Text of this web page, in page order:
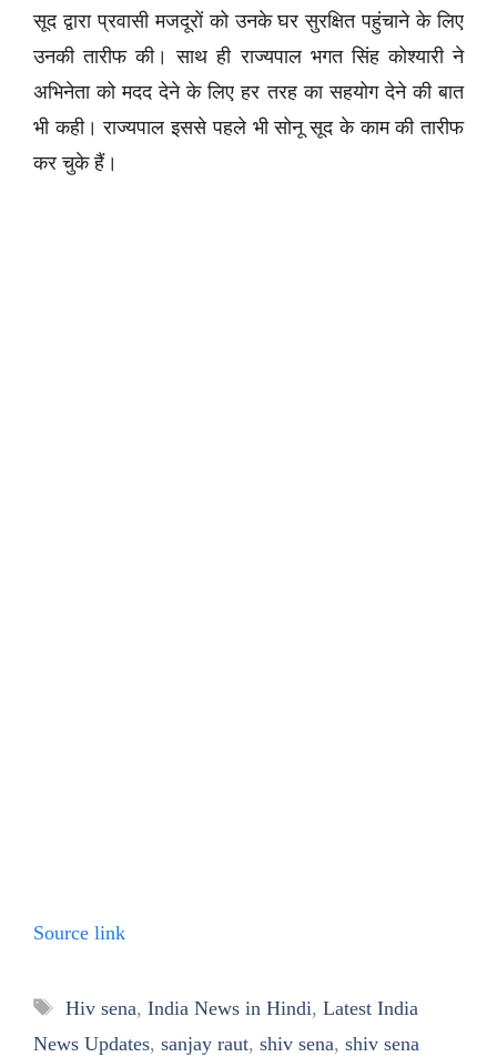
सूद द्वारा प्रवासी मजदूरों को उनके घर सुरक्षित पहुंचाने के लिए
उनकी तारीफ की। साथ ही राज्यपाल भगत सिंह कोश्यारी ने
अभिनेता को मदद देने के लिए हर तरह का सहयोग देने की बात
भी कही। राज्यपाल इससे पहले भी सोनू सूद के काम की तारीफ
कर चुके हैं।
Source link
Tags
Hiv sena, India News in Hindi, Latest India
News Updates, sanjay raut, shiv sena, shiv sena